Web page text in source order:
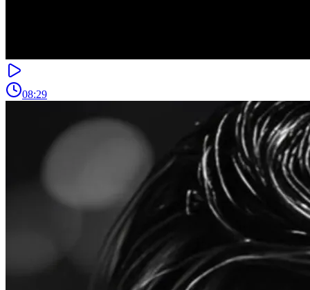
08:29